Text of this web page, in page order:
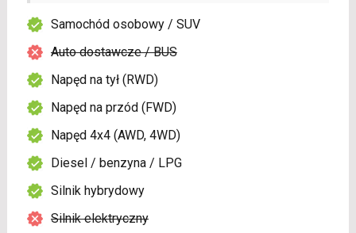
Samochód osobowy / SUV
Auto dostawcze / BUS
Napęd na tył (RWD)
Napęd na przód (FWD)
Napęd 4x4 (AWD, 4WD)
Diesel / benzyna / LPG
Silnik hybrydowy
Silnik elektryczny